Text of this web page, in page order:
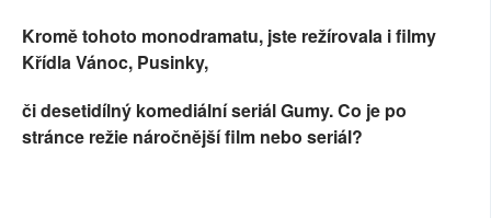
Kromě tohoto monodramatu, jste režírovala i filmy
Křídla Vánoc, Pusinky,
či desetidílný komediální seriál Gumy. Co je po
stránce režie náročnější film nebo seriál?